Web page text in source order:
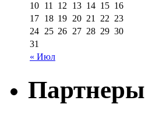
« Июл
10 11 12 13 14 15 16
17 18 19 20 21 22 23
24 25 26 27 28 29 30
31
Партнеры